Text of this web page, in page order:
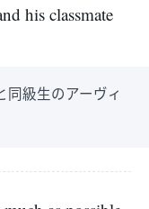
his classmate
級生のアーヴィ